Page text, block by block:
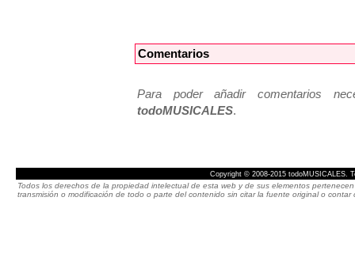
Comentarios
Para poder añadir comentarios
todoMUSICALES.
Copyright © 2008-2015 todoMUSICALES.
Todos los derechos de la propiedad intelectual de esta web y de sus elementos
transmisión o modificación de todo o parte del contenido sin citar la fuente original o